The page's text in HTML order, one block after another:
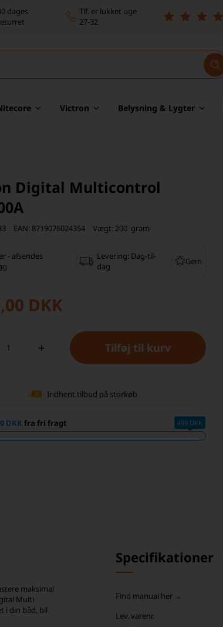
dages
Tlf. er lukket uge
27-32
Victron Belysning & Lygter
Digital Multicontrol
EAN: 8719076024354 Vægt: 200 gram
- afsendes
Levering: Dag-til-
dag
Gem
DKK
+
Indhent tilbud på storkøb
DKK fra fri fragt 499 DKK
maksimal
Multi
i din båd, bil
Specifikationer
Find manual her →
Lev. varenr.